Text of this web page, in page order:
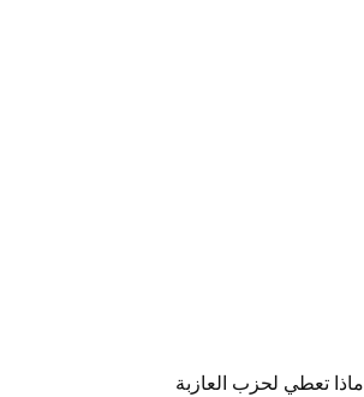
ماذا تعطي لحزب العازبة